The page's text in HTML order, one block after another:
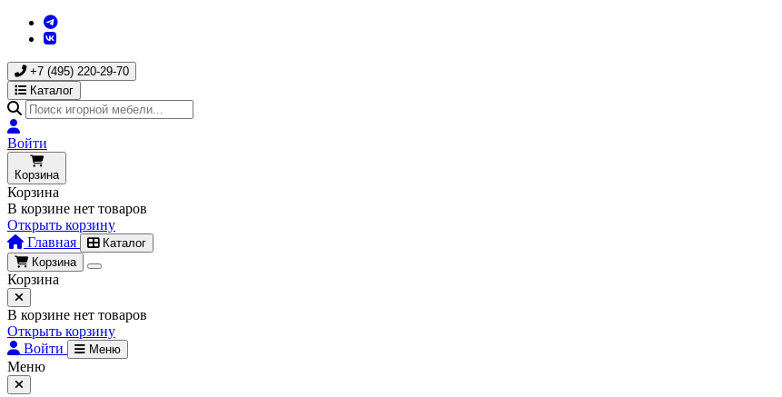
+7 (495) 220-29-70
Каталог
Войти
Корзина
Корзина
В корзине нет товаров
Открыть корзину
Главная
Каталог
Корзина
Корзина
В корзине нет товаров
Открыть корзину
Войти
Меню
Меню